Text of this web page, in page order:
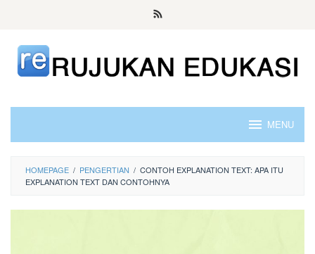
content
MENU
HOMEPAGE / PENGERTIAN / CONTOH EXPLANATION TEXT: APA ITU
EXPLANATION TEXT DAN CONTOHNYA